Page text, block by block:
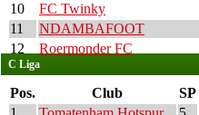
10
FC Twinky
11
NDAMBAFOOT
12
Roermonder FC
C Liga
Pos. Club SP